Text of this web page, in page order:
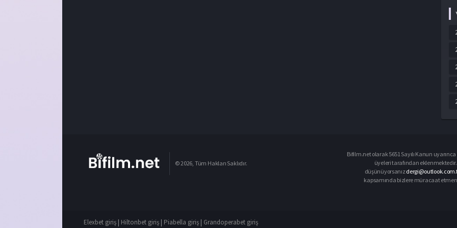
© 2026, Tüm Hakları Saklıdır.
Bifilm.net olarak 5651 Sayılı Kanun
üyeleri tarafından
düşünüyorsanız
kapsamında bizlere müracaat
Elexbet giriş | Hiltonbet giriş | Piabella giriş | Grandoperabet giriş